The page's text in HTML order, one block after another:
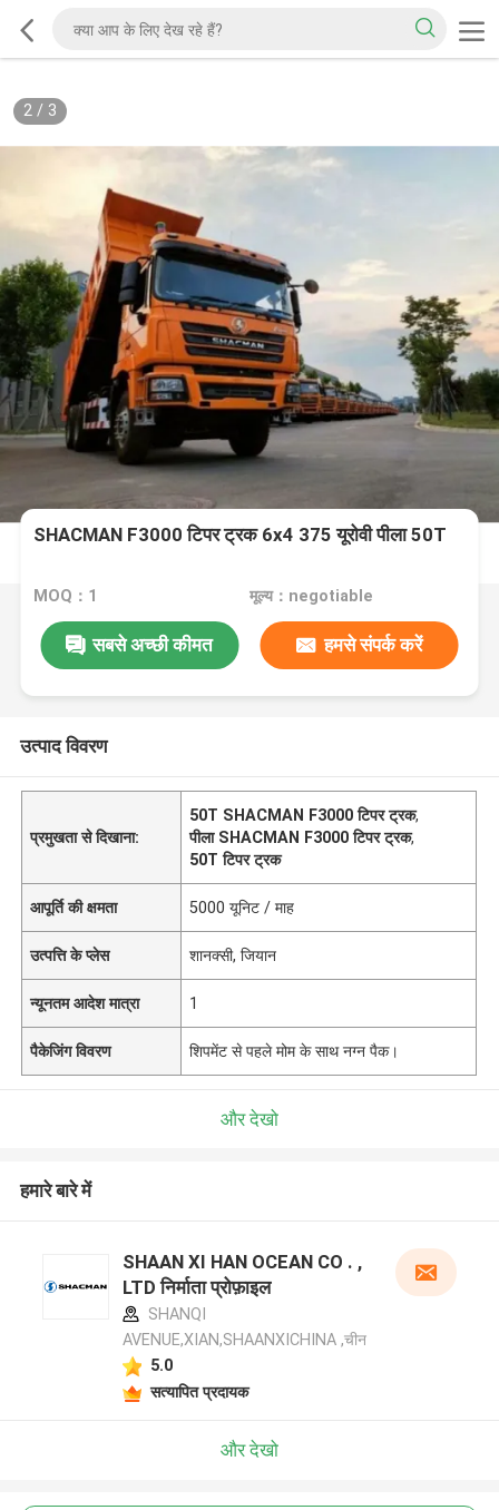
2/ 3
SHACMAN F3000 टिपर ट्रक 6x4 375 यूरोवी पीला 50T
MOQ：1 मूल्य：negotiable
सबसे अच्छी कीमत हमसे संपर्क करें
उत्पाद विवरण
प्रमुखता से दिखाना:
50T SHACMAN F3000 टिपर ट्रक,
पीला SHACMAN F3000 टिपर ट्रक,
50T टिपर ट्रक
आपूर्ति की क्षमता 5000 यूनिट / माह
उत्पत्ति के प्लेस शानक्सी, जियान
न्यूनतम आदेश मात्रा 1
पैकेजिंग विवरण शिपमेंट से पहले मोम के साथ नग्न पैक।
और देखो
हमारे बारे में
SHAAN XI HAN OCEAN CO . ,
LTD निर्माता प्रोफ़ाइल
SHANQI
AVENUE,XIAN,SHAANXICHINA ,चीन
5.0
सत्यापित प्रदायक
और देखो